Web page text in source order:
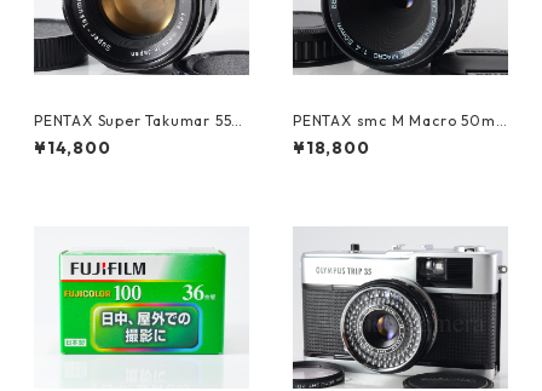
PENTAX Super Takumar 55m
m F1.8 M42 ペンタックス (61
484)
¥14,800
PENTAX smc M Macro 50m
m F4 Kマウント ペンタックス
(61350)
¥18,800